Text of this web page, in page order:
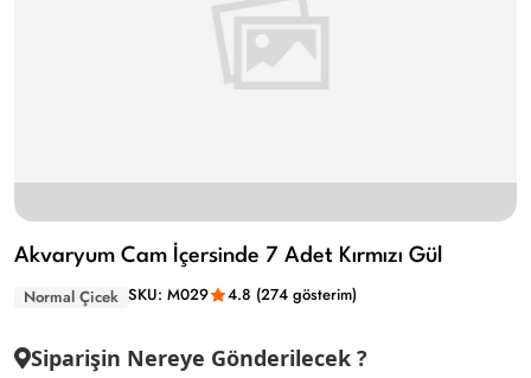
Akvaryum Cam İçersinde 7 Adet Kırmızı Gül
Normal Çicek SKU: M029 4.8 (274 gösterim)
Siparişin Nereye Gönderilecek ?